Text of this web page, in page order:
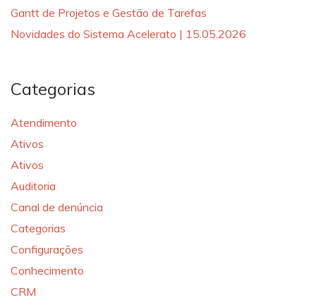
Gantt de Projetos e Gestão de Tarefas
Novidades do Sistema Acelerato | 15.05.2026
Categorias
Atendimento
Ativos
Ativos
Auditoria
Canal de denúncia
Categorias
Configurações
Conhecimento
CRM